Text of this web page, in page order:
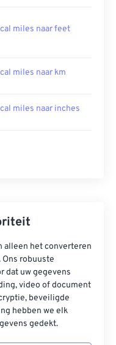
miles naar feet
miles naar km
miles naar inches
alleen het converteren
Ons robuuste
dat uw gegevens
video of document
beveiligde
hebben we elk
gedekt.